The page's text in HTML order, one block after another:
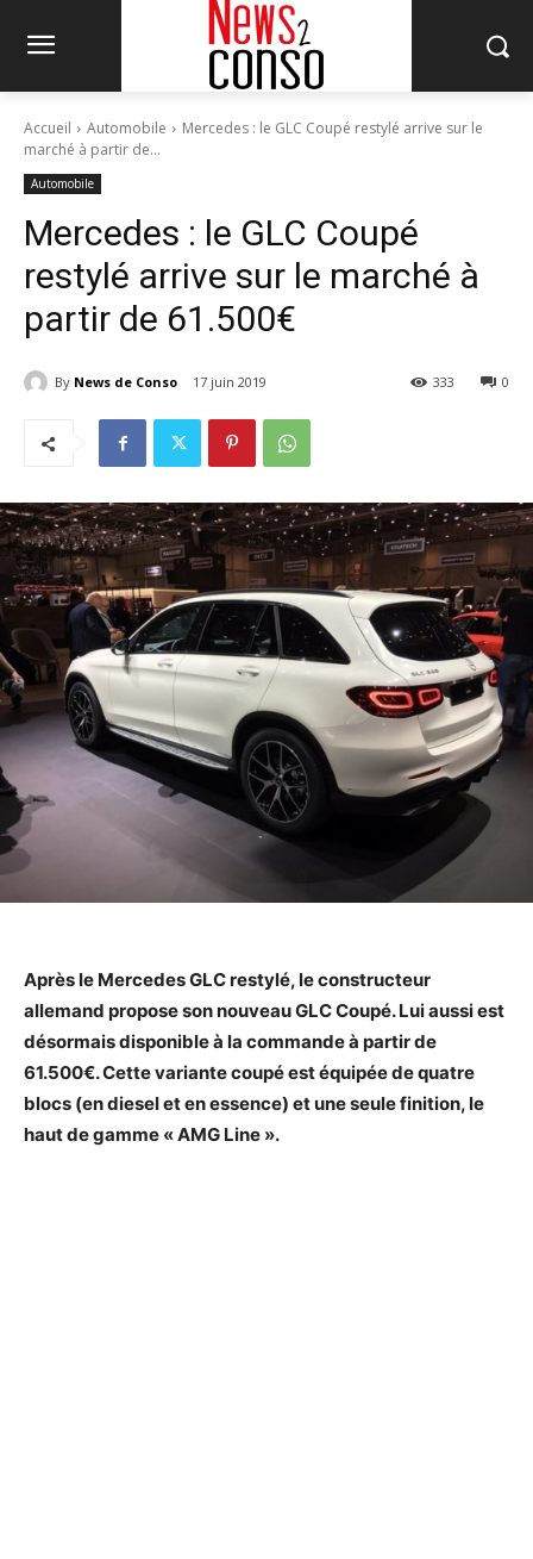
Accueil Automobile
Mercedes : le GLC Coupé restylé arrive sur le
marché à partir de...
Automobile
Mercedes : le GLC Coupé
restylé arrive sur le marché à
partir de 61.500€
By News de Conso 17 juin 2019 0
333
Après le Mercedes GLC restylé, le constructeur
allemand propose son nouveau GLC Coupé. Lui aussi est
désormais disponible à la commande à partir de
61.500€. Cette variante coupé est équipée de quatre
blocs (en diesel et en essence) et une seule finition, le
haut de gamme « AMG Line ».